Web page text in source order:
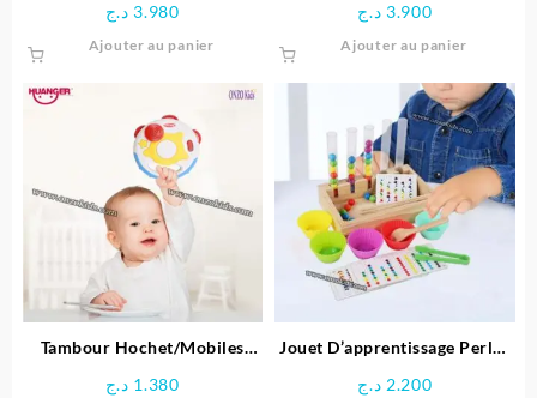
– HUANGER
3.980 د.ج
Ajouter au panier
3.900 د.ج
Ajouter au panier
Tambour Hochet/Mobiles
1.380 د.ج
Jouet D’apprentissage Perles
2.200 د.ج